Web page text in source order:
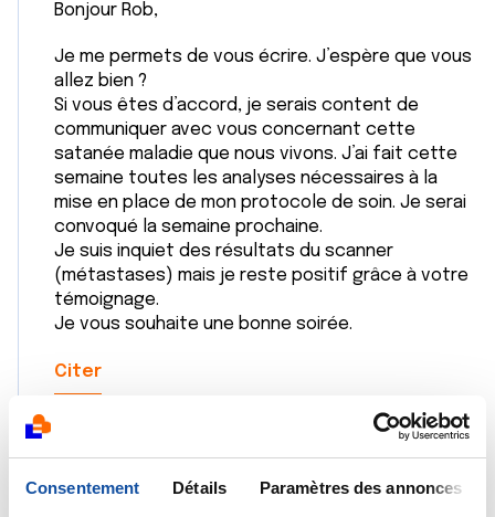
Consentement Détails Paramètres des annonces
Bonjour Rob,
Je me permets de vous écrire. J’espère que vous
allez bien ?
Si vous êtes d’accord, je serais content de
communiquer avec vous concernant cette
satanée maladie que nous vivons. J’ai fait cette
semaine toutes les analyses nécessaires à la
mise en place de mon protocole de soin. Je serai
convoqué la semaine prochaine.
Je suis inquiet des résultats du scanner
(métastases) mais je reste positif grâce à votre
témoignage.
Je vous souhaite une bonne soirée.
Citer